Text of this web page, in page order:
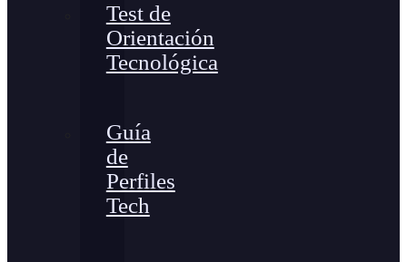
Test de
Orientación
Tecnológica
Guía
de
Perfiles
Tech